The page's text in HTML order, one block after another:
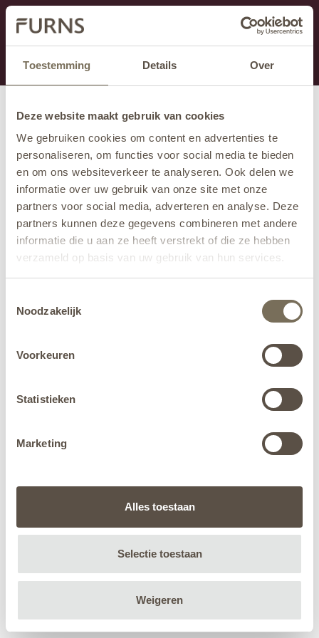
Toestemming Details Over
Deze website maakt gebruik van cookies
We gebruiken cookies om content en advertenties te
personaliseren, om functies voor social media te bieden
en om ons websiteverkeer te analyseren. Ook delen we
informatie over uw gebruik van onze site met onze
partners voor social media, adverteren en analyse. Deze
partners kunnen deze gegevens combineren met andere
informatie die u aan ze heeft verstrekt of die ze hebben
verzameld op basis van uw gebruik van hun services.
jehier.
Noodzakelijk
Voorkeuren
Statistieken
Marketing
Alles toestaan
Selectie toestaan
Weigeren
Dit onderdeel is momenteel in onderhoud.
Als je informatie mist kun je ons bellen +31 413 274
168 of mailen
info@furns.com